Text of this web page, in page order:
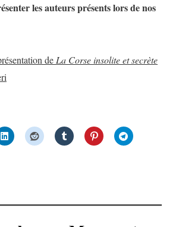
les auteurs présents lors de nos
de La Corse insolite et secrète